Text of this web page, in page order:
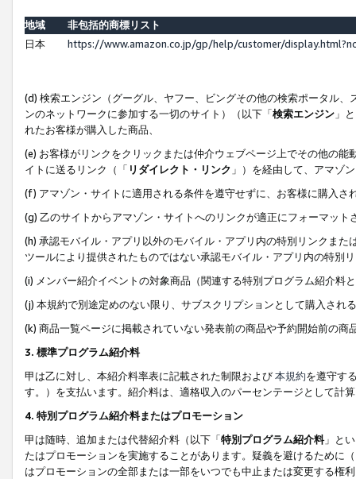
地域
非包括的商標リスト
日本
https://www.amazon.co.jp/gp/help/customer/
(d) 検索エンジン（グーグル、ヤフー、ビングその他の検索ポータル
ンのネットワークに参加する一切のサイト）（以下「検索エンジン 」
れたお客様が購入した商品、
(e) お客様がリンクをクリックまたは仲介ウェブページ上でその他の
イトに送るリンク（「 リダイレクト・リンク 」）を経由して、アマゾ
(f) アマゾン・サイトに適用される条件を遵守せずに、お客様に購入さ
(g) 乙のサイトからアマゾン・サイトへのリンクが適正にフォーマッ
(h) 承認モバイル・アプリ以外のモバイル・アプリ内の特別リンクま
ツールにより提供されたものではない承認モバイル・アプリ内の特別
(i) メンバー紹介イベントの対象商品（関連する特別プログラム紹介料
(j) 本規約で別途定めのない限り、サブスクリプションとして購入され
(k) 商品一覧ページに掲載されていない発表前の商品や予約開始前の商
3. 標準プログラム紹介料
甲は乙に対し、本紹介料率表に記載された制限および本規約を遵守す
す。）を支払います。紹介料は、適格収入のパーセンテージとして計
4. 特別プログラム紹介料またはプロモーション
甲は随時、追加または代替紹介料（以下「特別プログラム紹介料」と
たはプロモーションを実施することがあります。疑義を避けるために
はプロモーションの全部または一部をいつでも中止または変更する権